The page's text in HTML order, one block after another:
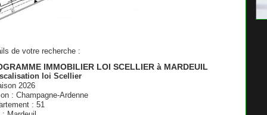
de votre recherche :
IMMOBILIER LOI SCELLIER à MARDEUIL
loi Scellier
2026
: Champagne-Ardenne
: 51